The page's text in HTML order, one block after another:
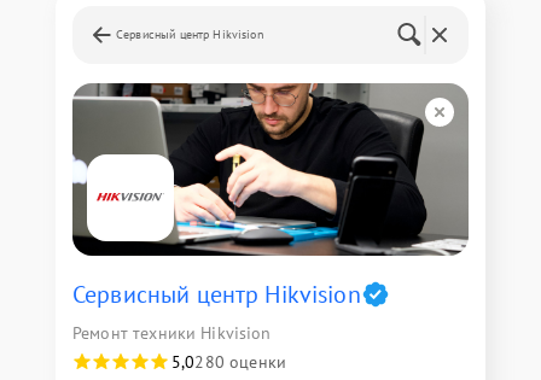
Сервисный центр Hikvision
Сервисный центр Hikvision
Ремонт техники Hikvision
5,0280 оценки